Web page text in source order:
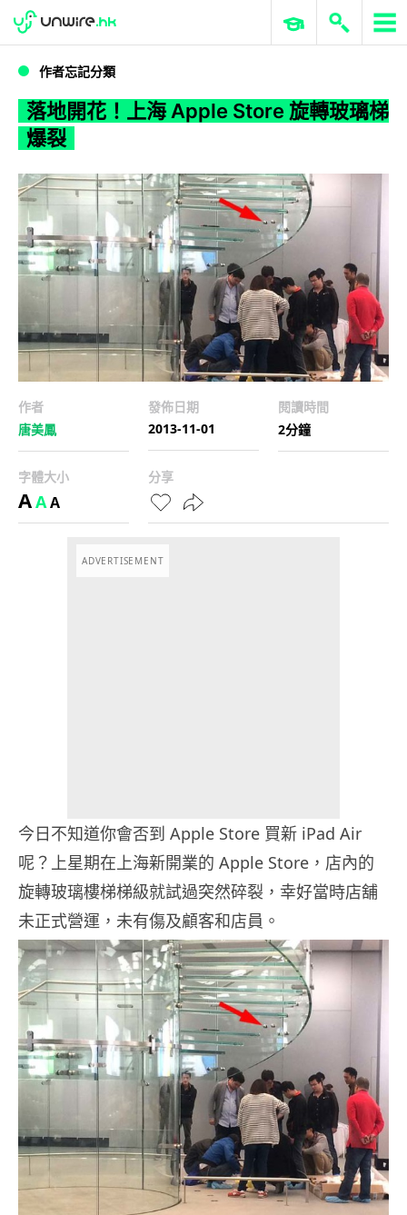
落地開花！上海 Apple Store 旋轉玻璃梯爆裂
WWDC 2026 ERP 與商業 AI
作者忘記分類
落地開花！上海 Apple Store 旋轉玻璃梯
爆裂
作者
唐美鳳
發佈日期
2013-11-01
閱讀時間
2分鐘
字體大小
AAA
分享
ADVERTISEMENT
今日不知道你會否到 Apple Store 買新 iPad Air
呢？上星期在上海新開業的 Apple Store，店內的
旋轉玻璃樓梯梯級就試過突然碎裂，幸好當時店舖
未正式營運，未有傷及顧客和店員。